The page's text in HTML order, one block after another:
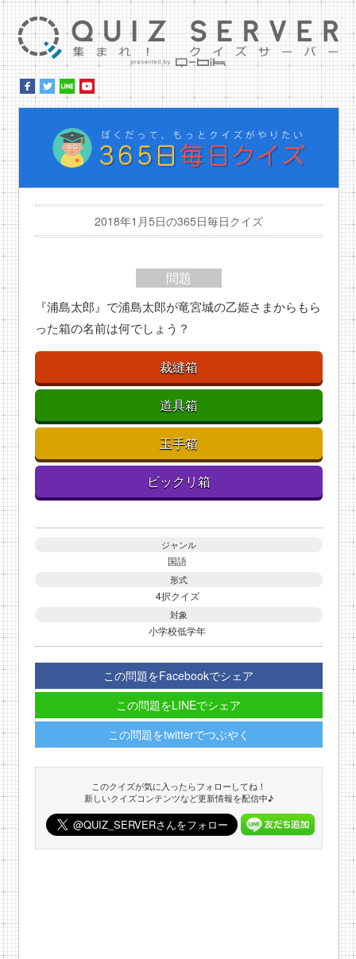
2018年1月5日の365日毎日クイズ
問題
『浦島太郎』で浦島太郎が竜宮城の乙姫さまからもら
った箱の名前は何でしょう？
裁縫箱
道具箱
玉手箱
ビックリ箱
ジャンル
国語
形式
4択クイズ
対象
小学校低学年
この問題をFacebookでシェア
この問題をLINEでシェア
この問題をtwitterでつぶやく
このクイズが気に入ったらフォローしてね！
新しいクイズコンテンツなど更新情報を配信中♪